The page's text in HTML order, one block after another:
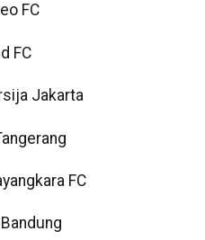
FC
FC
Jakarta
FC